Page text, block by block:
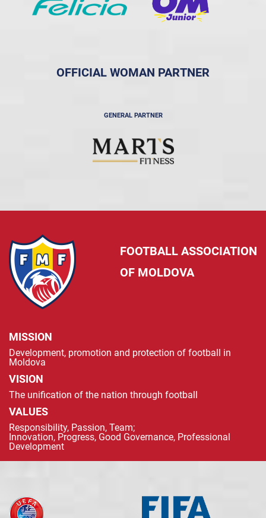
OFFICIAL WOMAN PARTNER
GENERAL PARTNER
FOOTBALL ASSOCIATION
OF MOLDOVA
MISSION
Development, promotion and protection of football in
Moldova
VISION
The unification of the nation through football
VALUES
Responsibility, Passion, Team;
Innovation, Progress, Good Governance, Professional
Development